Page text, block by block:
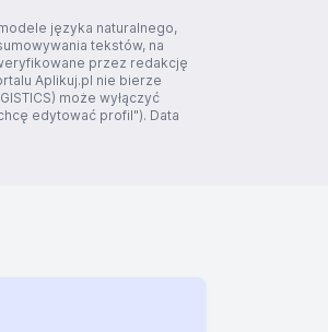
języka naturalnego,
tekstów, na
przez redakcję
Aplikuj.pl nie bierze
może wyłączyć
edytować profil"). Data